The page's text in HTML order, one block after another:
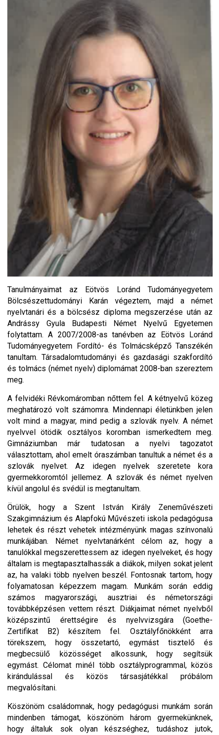
Tanulmányaimat az Eötvös Loránd Tudományegyetem
Bölcsészettudományi Karán végeztem, majd a német
nyelvtanári és a bölcsész diploma megszerzése után az
Andrássy Gyula Budapesti Német Nyelvű Egyetemen
folytattam. A 2007/2008-as tanévben az Eötvös Loránd
Tudományegyetem Fordító- és Tolmácsképző Tanszékén
tanultam. Társadalomtudományi és gazdasági szakfordító
és tolmács (német nyelv) diplomámat 2008-ban szereztem
meg.
A felvidéki Révkomáromban nőttem fel. A kétnyelvű közeg
meghatározó volt számomra. Mindennapi életünkben jelen
volt mind a magyar, mind pedig a szlovák nyelv. A német
nyelvvel ötödik osztályos koromban ismerkedtem meg.
Gimnáziumban már tudatosan a nyelvi tagozatot
választottam, ahol emelt óraszámban tanultuk a német és a
szlovák nyelvet. Az idegen nyelvek szeretete kora
gyermekkoromtól jellemez. A szlovák és német nyelven
kívül angolul és svédül is megtanultam.
Örülök, hogy a Szent István Király Zeneművészeti
Szakgimnázium és Alapfokú Művészeti iskola pedagógusa
lehetek és részt vehetek intézményünk magas színvonalú
munkájában. Német nyelvtanárként célom az, hogy a
tanulókkal megszerettessem az idegen nyelveket, és hogy
általam is megtapasztalhassák a diákok, milyen sokat jelent
az, ha valaki több nyelven beszél. Fontosnak tartom, hogy
folyamatosan képezzem magam. Munkám során eddig
számos magyarországi, ausztriai és németországi
továbbképzésen vettem részt. Diákjaimat német nyelvből
középszintű érettségire és nyelvvizsgára (Goethe-
Zertifikat B2) készítem fel. Osztályfőnökként arra
törekszem, hogy összetartó, egymást tisztelő és
megbecsülő közösséget alkossunk, hogy segítsük
egymást. Célomat minél több osztályprogrammal, közös
kirándulással és közös társasjátékkal próbálom
megvalósítani.
Köszönöm családomnak, hogy pedagógusi munkám során
mindenben támogat, köszönöm három gyermekünknek,
hogy általuk sok olyan készséghez, tudáshoz jutok,